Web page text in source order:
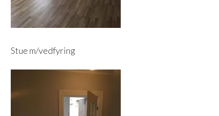
Stue m/vedfyring